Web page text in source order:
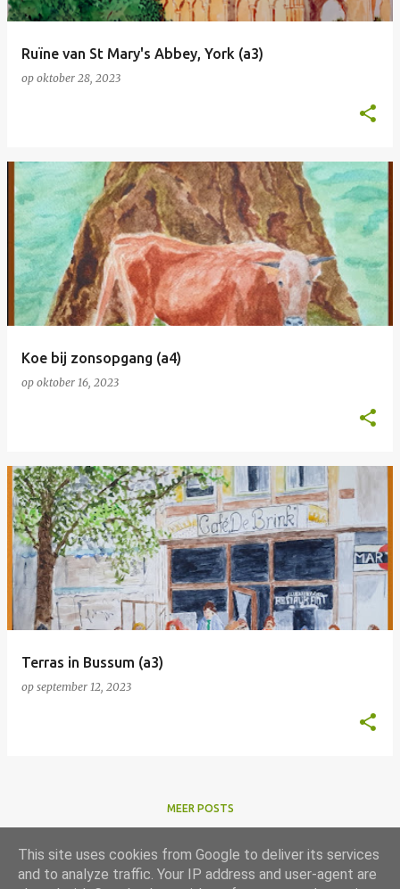
Ruïne van St Mary's Abbey, York (a3)
op oktober 28, 2023
Koe bij zonsopgang (a4)
op oktober 16, 2023
Terras in Bussum (a3)
op september 12, 2023
MEER POSTS
This site uses cookies from Google to deliver its services
and to analyze traffic. Your IP address and user-agent are